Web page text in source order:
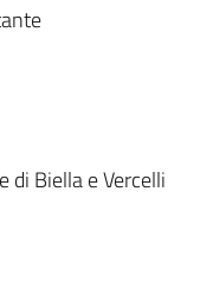
di Biella e Vercelli